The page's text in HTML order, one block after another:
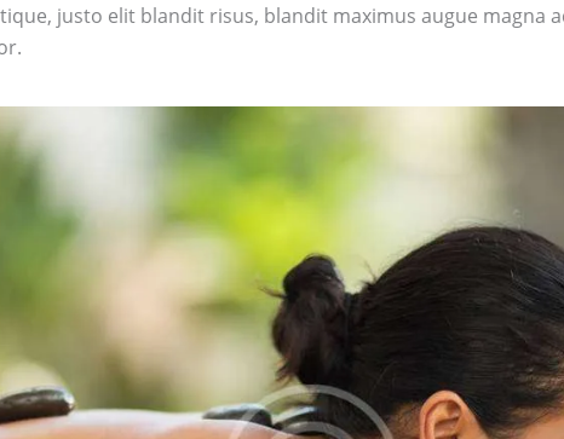
justo elit blandit risus, blandit maximus augue magna